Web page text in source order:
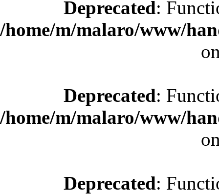
Deprecated:
/home/m/malaro/www/
Deprecated:
/home/m/malaro/www/
Deprecated: